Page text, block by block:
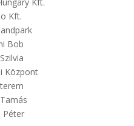
Kft.
Bob
Központ
Péter